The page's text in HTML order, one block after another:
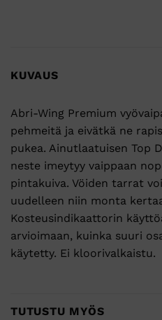
KUVAUS
Abri-Wing Premium
pehmeitä ja eivätkä ne
pukea. Ainutlaatuisen Top
neste imeytyy vaippaan
pintakuiva. Vöiden tarrat
uudelleen niin monta
Kosteusindikaattorin
arvioimaan, kuinka suuri
käytetty. Ei kloorivalkaistu.
TUTUSTU MYÖS